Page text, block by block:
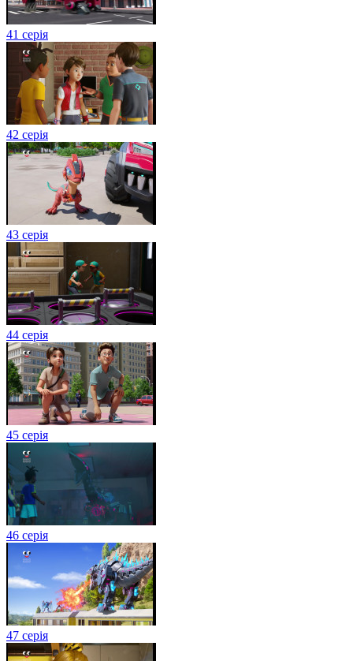
41 серія
42 серія
43 серія
44 серія
45 серія
46 серія
47 серія